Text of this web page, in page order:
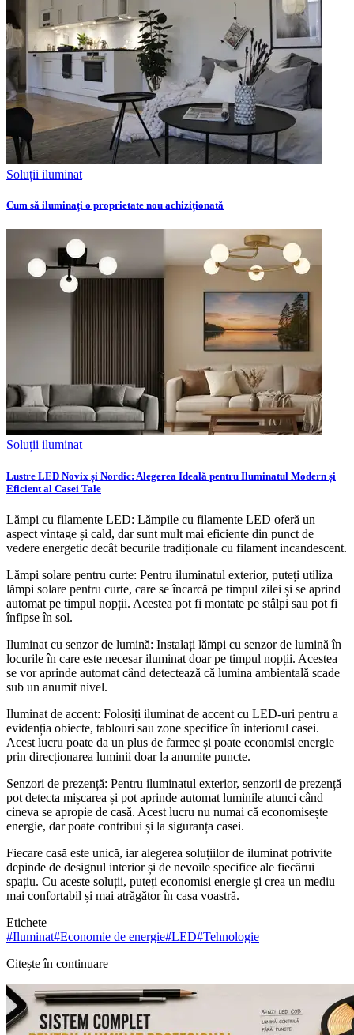
Soluții iluminat
Cum să iluminați o proprietate nou achiziționată
Soluții iluminat
Lustre LED Novix și Nordic: Alegerea Ideală pentru Iluminatul Modern și
Eficient al Casei Tale
Lămpi cu filamente LED: Lămpile cu filamente LED oferă un
aspect vintage și cald, dar sunt mult mai eficiente din punct de
vedere energetic decât becurile tradiționale cu filament incandescent.
Lămpi solare pentru curte: Pentru iluminatul exterior, puteți utiliza
lămpi solare pentru curte, care se încarcă pe timpul zilei și se aprind
automat pe timpul nopții. Acestea pot fi montate pe stâlpi sau pot fi
înfipse în sol.
Iluminat cu senzor de lumină: Instalați lămpi cu senzor de lumină în
locurile în care este necesar iluminat doar pe timpul nopții. Acestea
se vor aprinde automat când detectează că lumina ambientală scade
sub un anumit nivel.
Iluminat de accent: Folosiți iluminat de accent cu LED-uri pentru a
evidenția obiecte, tablouri sau zone specifice în interiorul casei.
Acest lucru poate da un plus de farmec și poate economisi energie
prin direcționarea luminii doar la anumite puncte.
Senzori de prezență: Pentru iluminatul exterior, senzorii de prezență
pot detecta mișcarea și pot aprinde automat luminile atunci când
cineva se apropie de casă. Acest lucru nu numai că economisește
energie, dar poate contribui și la siguranța casei.
Fiecare casă este unică, iar alegerea soluțiilor de iluminat potrivite
depinde de designul interior și de nevoile specifice ale fiecărui
spațiu. Cu aceste soluții, puteți economisi energie și crea un mediu
mai confortabil și mai atrăgător în casa voastră.
Etichete
#Iluminat#Economie de energie#LED#Tehnologie
Citește în continuare